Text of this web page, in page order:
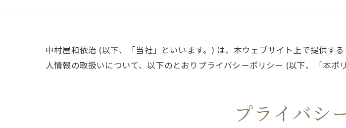
中村屋和依治 (以下、「当社」といいます。) は、本ウェブサイト上で提供す
人情報の取扱いについて、以下のとおりプライバシーポリシー (以下、「本ポ
プライバシ